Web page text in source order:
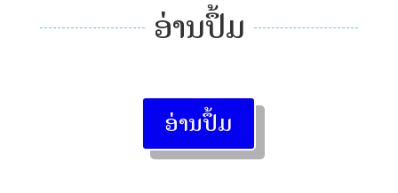
ອ່ານປຶ້ມ
ອ່ານປຶ້ມ